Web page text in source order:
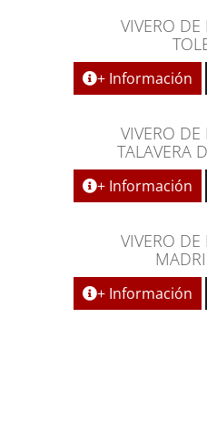
VIVERO DE
+ Información
VIVERO DE
TALAVERA
+ Información
VIVERO DE
+ Información